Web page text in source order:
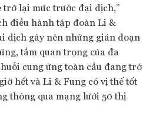
trở lại mức trước đại dịch,”
điều hành tập đoàn Li &
dịch gây nên những gián đoạn
tầm quan trọng của đa
cung ứng toàn cầu đang trở
hết và Li & Fung có vị thế tốt
thông qua mạng lưới 50 thị